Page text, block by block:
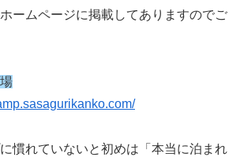
ームページに掲載してありますのでご
慣れていないと初めは「本当に泊まれ